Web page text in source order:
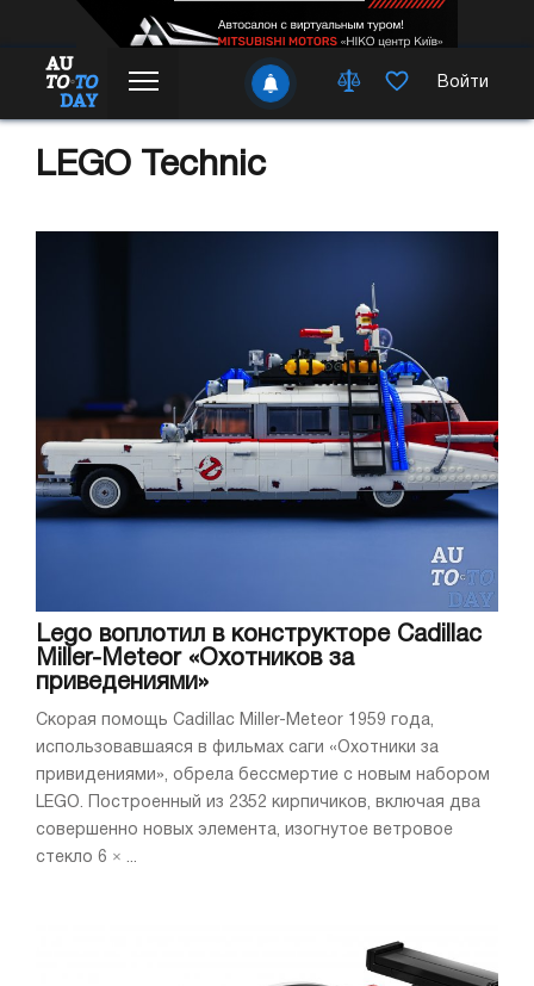
Войти
LEGO Technic
Lego воплотил в конструкторе Cadillac
Miller-Meteor «Охотников за
приведениями»
Скорая помощь Cadillac Miller-Meteor 1959 года,
использовавшаяся в фильмах саги «Охотники за
привидениями», обрела бессмертие с новым набором
LEGO. Построенный из 2352 кирпичиков, включая два
совершенно новых элемента, изогнутое ветровое
стекло 6 × ...